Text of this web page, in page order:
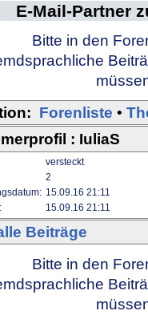
E-Mail-Partner
Bitte in den
Forenliste •
: IuliaS
versteckt
2
15.09.16 21:11
15.09.16 21:11
Beiträge
Bitte in den